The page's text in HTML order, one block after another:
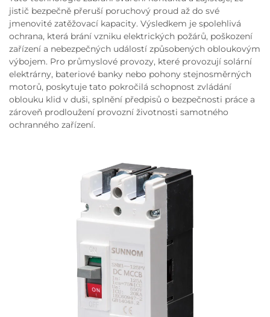
jistič bezpečně přeruší poruchový proud až do své
jmenovité zatěžovací kapacity. Výsledkem je spolehlivá
ochrana, která brání vzniku elektrických požárů, poškození
zařízení a nebezpečných událostí způsobených obloukovým
výbojem. Pro průmyslové provozy, které provozují solární
elektrárny, bateriové banky nebo pohony stejnosměrných
motorů, poskytuje tato pokročilá schopnost zvládání
oblouku klid v duši, splnění předpisů o bezpečnosti práce a
zároveň prodloužení provozní životnosti samotného
ochranného zařízení.